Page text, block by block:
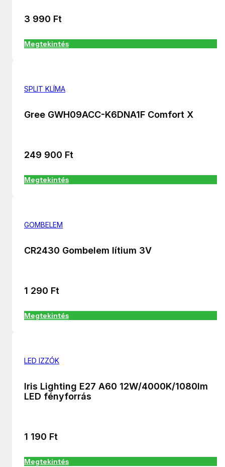
3 990 Ft
Megtekintés
SPLIT KLÍMA
Gree GWH09ACC-K6DNA1F Comfort X
249 900 Ft
Megtekintés
GOMBELEM
CR2430 Gombelem lítium 3V
1 290 Ft
Megtekintés
LED IZZÓK
Iris Lighting E27 A60 12W/4000K/1080lm
LED fényforrás
1 190 Ft
Megtekintés